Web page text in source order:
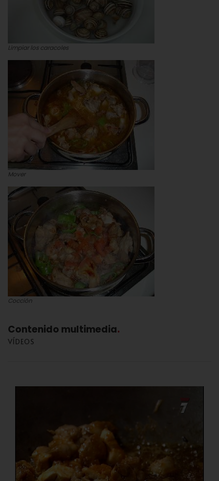
Limpiar los caracoles
Mover
Cocción
Contenido multimedia
VÍDEOS